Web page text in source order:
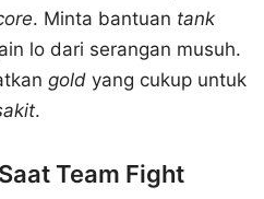
. Minta bantuan tank
lo dari serangan musuh.
gold yang cukup untuk
.
Team Fight